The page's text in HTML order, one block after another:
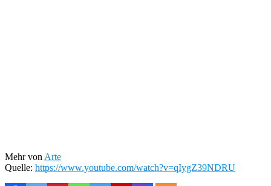
Mehr von Arte
Quelle: https://www.youtube.com/watch?v=qIygZ39NDRU